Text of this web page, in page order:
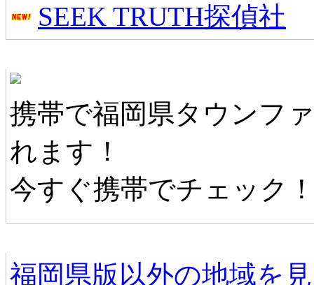
SEEK TRUTH探偵社
携帯で福岡県タウンフ
れます！
今すぐ携帯でチェック
福岡県版以外の地域を